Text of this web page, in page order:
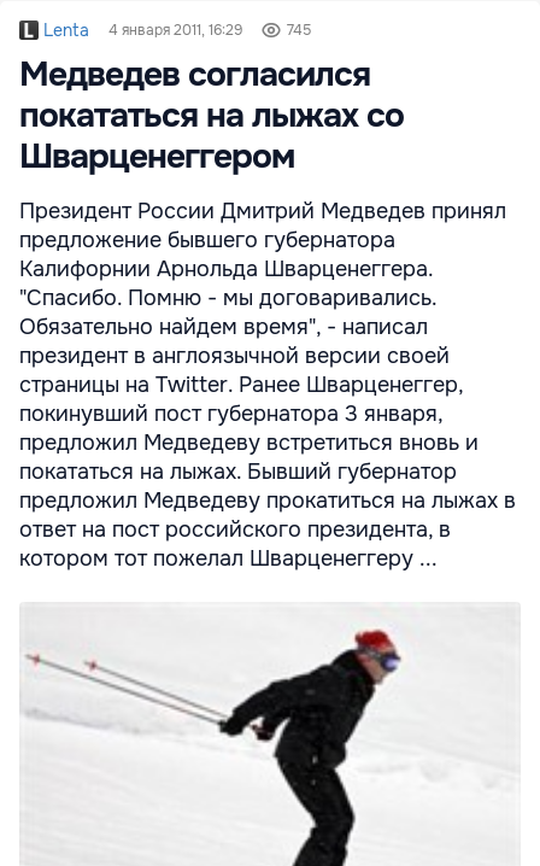
Lenta 4 января 2011, 16:29 745
Медведев согласился
покататься на лыжах со
Шварценеггером
Президент России Дмитрий Медведев принял
предложение бывшего губернатора
Калифорнии Арнольда Шварценеггера.
"Спасибо. Помню - мы договаривались.
Обязательно найдем время", - написал
президент в англоязычной версии своей
страницы на Twitter. Ранее Шварценеггер,
покинувший пост губернатора 3 января,
предложил Медведеву встретиться вновь и
покататься на лыжах. Бывший губернатор
предложил Медведеву прокатиться на лыжах в
ответ на пост российского президента, в
котором тот пожелал Шварценеггеру ...